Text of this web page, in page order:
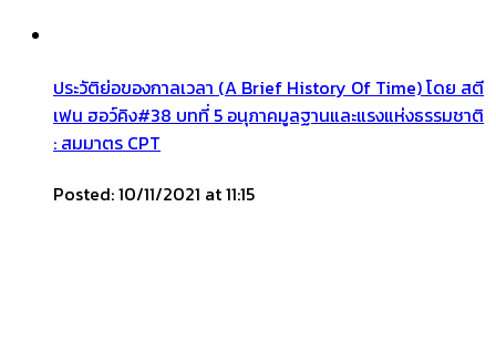
ประวัติย่อของกาลเวลา (A Brief History Of Time) โดย สตี
เฟน ฮอว์คิง#38 บทที่ 5 อนุภาคมูลฐานและแรงแห่งธรรมชาติ
: สมมาตร CPT
Posted: 10/11/2021 at 11:15